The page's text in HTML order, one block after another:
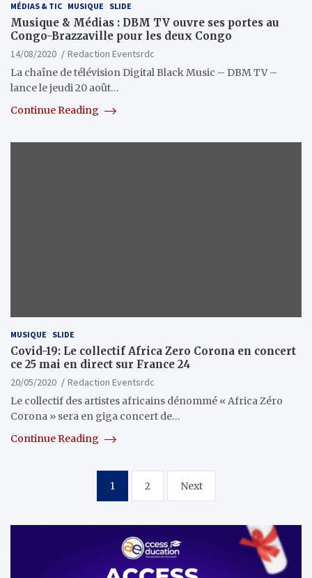
MÉDIAS & TIC MUSIQUE SLIDE
Musique & Médias : DBM TV ouvre ses portes au
Congo-Brazzaville pour les deux Congo
14/08/2020
Redaction Eventsrdc
La chaîne de télévision Digital Black Music – DBM TV –
lance le jeudi 20 août…
Continue Reading
MUSIQUE SLIDE
Covid-19: Le collectif Africa Zero Corona en concert
ce 25 mai en direct sur France 24
20/05/2020
Redaction Eventsrdc
Le collectif des artistes africains dénommé « Africa Zéro
Corona » sera en giga concert de…
Continue Reading
publications
1 2 Next